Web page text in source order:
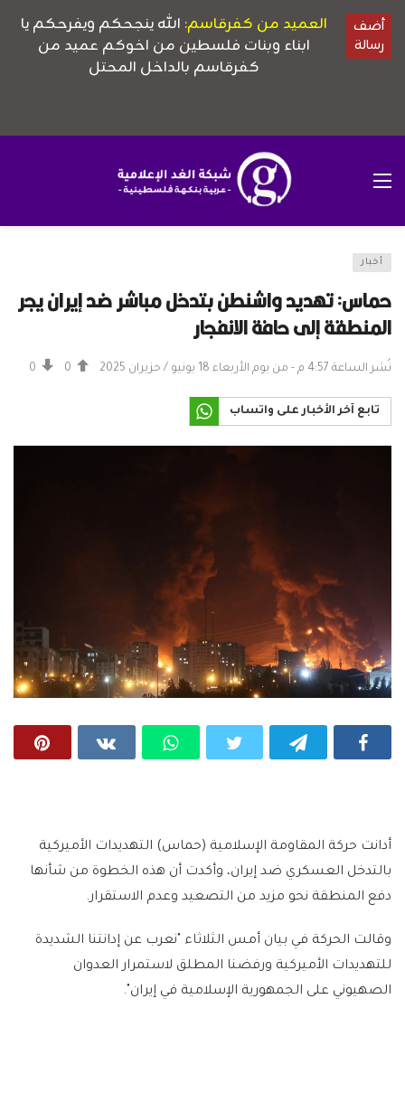
أخبار
حماس: تهديد واشنطن بتدخل مباشر ضد إيران يجر
المنطقة إلى حافة الانفجار
نُشر الساعة 4:57 م - من يوم الأربعاء 18 يونيو / حزيران 2025 0
0
تابع آخر الأخبار على واتساب
أدانت حركة المقاومة الإسلامية (حماس) التهديدات الأميركية
بالتدخل العسكري ضد إيران، وأكدت أن هذه الخطوة من شأنها
دفع المنطقة نحو مزيد من التصعيد وعدم الاستقرار.
وقالت الحركة في بيان أمس الثلاثاء "نعرب عن إدانتنا الشديدة
للتهديدات الأميركية ورفضنا المطلق لاستمرار العدوان
الصهيوني على الجمهورية الإسلامية في إيران".